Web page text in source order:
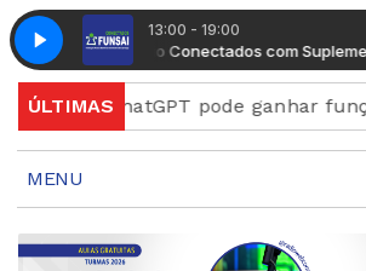
13:00 - 19:00
Radio Conectados com Suplemento
ÚLTIMAS
ChatGPT pode ganhar função
MENU